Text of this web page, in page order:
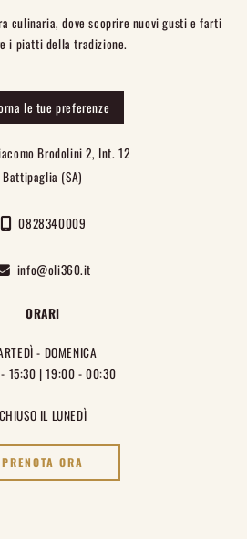
culinaria, dove scoprire nuovi gusti e farti
i piatti della tradizione.
le tue preferenze
Brodolini 2, Int. 12
Battipaglia (SA)
0828340009
info@oli360.it
ORARI
- DOMENICA
15:30 | 19:00 - 00:30
CHIUSO IL LUNEDÌ
PRENOTA ORA